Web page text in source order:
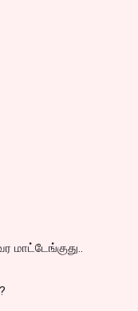
மாட்டேங்குது..